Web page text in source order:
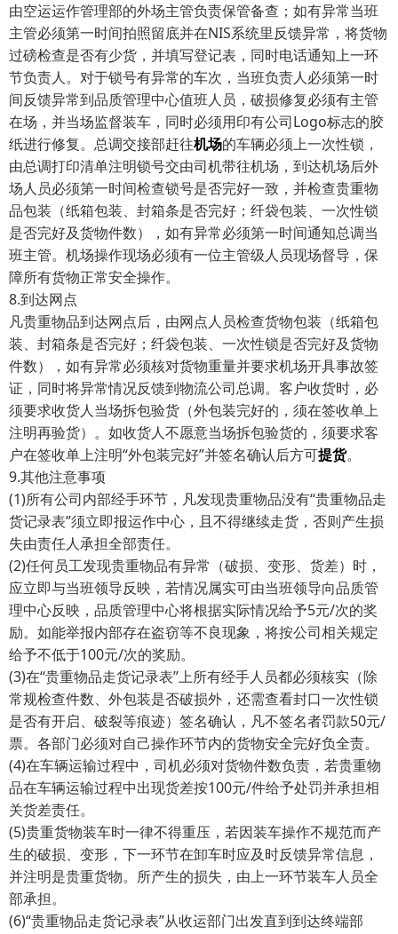
由空运运作管理部的外场主管负责保管备查；如有异常当班
主管必须第一时间拍照留底并在NIS系统里反馈异常，将货物
过磅检查是否有少货，并填写登记表，同时电话通知上一环
节负责人。对于锁号有异常的车次，当班负责人必须第一时
间反馈异常到品质管理中心值班人员，破损修复必须有主管
在场，并当场监督装车，同时必须用印有公司Logo标志的胶
纸进行修复。总调交接部赶往机场的车辆必须上一次性锁，
由总调打印清单注明锁号交由司机带往机场，到达机场后外
场人员必须第一时间检查锁号是否完好一致，并检查贵重物
品包装（纸箱包装、封箱条是否完好；纤袋包装、一次性锁
是否完好及货物件数），如有异常必须第一时间通知总调当
班主管。机场操作现场必须有一位主管级人员现场督导，保
障所有货物正常安全操作。
8.到达网点
凡贵重物品到达网点后，由网点人员检查货物包装（纸箱包
装、封箱条是否完好；纤袋包装、一次性锁是否完好及货物
件数），如有异常必须核对货物重量并要求机场开具事故签
证，同时将异常情况反馈到物流公司总调。客户收货时，必
须要求收货人当场拆包验货（外包装完好的，须在签收单上
注明再验货）。如收货人不愿意当场拆包验货的，须要求客
户在签收单上注明“外包装完好”并签名确认后方可提货。
9.其他注意事项
(1)所有公司内部经手环节，凡发现贵重物品没有“贵重物品走
货记录表”须立即报运作中心，且不得继续走货，否则产生损
失由责任人承担全部责任。
(2)任何员工发现贵重物品有异常（破损、变形、货差）时，
应立即与当班领导反映，若情况属实可由当班领导向品质管
理中心反映，品质管理中心将根据实际情况给予5元/次的奖
励。如能举报内部存在盗窃等不良现象，将按公司相关规定
给予不低于100元/次的奖励。
(3)在“贵重物品走货记录表”上所有经手人员都必须核实（除
常规检查件数、外包装是否破损外，还需查看封口一次性锁
是否有开启、破裂等痕迹）签名确认，凡不签名者罚款50元/
票。各部门必须对自己操作环节内的货物安全完好负全责。
(4)在车辆运输过程中，司机必须对货物件数负责，若贵重物
品在车辆运输过程中出现货差按100元/件给予处罚并承担相
关货差责任。
(5)贵重货物装车时一律不得重压，若因装车操作不规范而产
生的破损、变形，下一环节在卸车时应及时反馈异常信息，
并注明是贵重货物。所产生的损失，由上一环节装车人员全
部承担。
(6)“贵重物品走货记录表”从收运部门出发直到到达终端部